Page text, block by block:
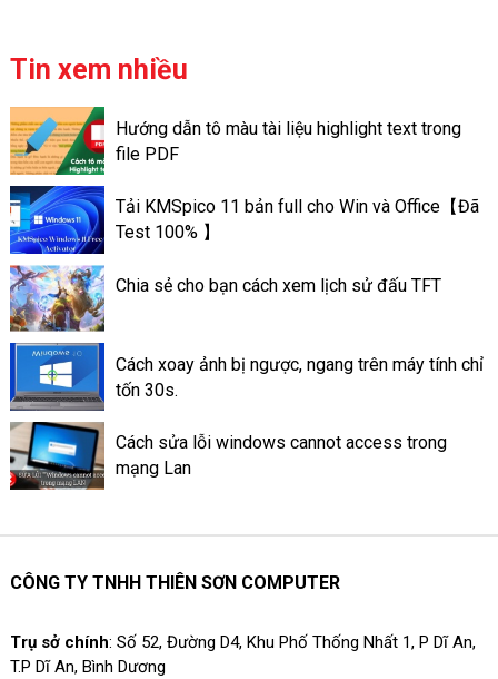
động lưu trữ ngay cả ở trên
với ứng dụng Story Facebook
là chỉ có lưu giữ trong thời
gian nhất định nào đó. Chỉ là
trong vòng 24h. Các tin nổi bật
ấn tượng trên Facebook lại có
thể lưu trữ lâu dài, đến lúc bạn
xóa đi. Cách làm Thao tác tạo
tin nổi bật trên ứng dụng
Facebook là làm như thế nào?
Tin xem nhiều
Hướng dẫn tô màu tài liệu highlight text trong
file PDF
Tải KMSpico 11 bản full cho Win và Office【Đã
Test 100% 】
Chia sẻ cho bạn cách xem lịch sử đấu TFT
Cách xoay ảnh bị ngược, ngang trên máy tính chỉ
tốn 30s.
Cách sửa lỗi windows cannot access trong
mạng Lan
CÔNG TY TNHH THIÊN SƠN COMPUTER
Trụ sở chính: Số 52, Đường D4, Khu Phố Thống Nhất 1, P Dĩ An,
T.P Dĩ An, Bình Dương